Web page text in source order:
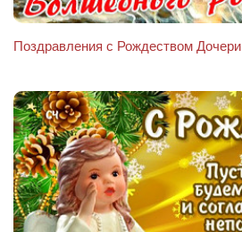
Поздравления с Рождеством Дочери